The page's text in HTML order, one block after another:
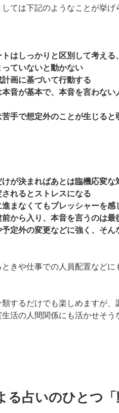
ては下記のようなことが挙げ
トはしっかりと区別して考え
っていないと動かない
計画に基づいて行動する
本音が基本で、本音を言わな
苦手で想定外のことが生じると
けが決まればあとは臨機応変な
されるとストレスになる
進まなくてもプレッシャーを感
前から入り、本音を言うのは最
予定外の変更などに強く、そ
きや仕事での人員配置などに
するだけでも楽しめますが、
活の人間関係にも活かせそう
る占いのひとつ「